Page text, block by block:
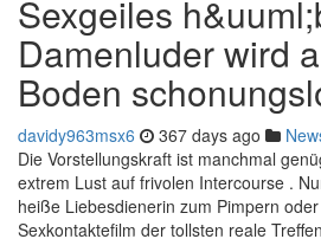
Sexgeiles
Damenluder wird
Boden
davidy963msx6 367 days ago
Die Vorstellungskraft ist manchmal
extrem Lust auf frivolen Intercourse .
heiße Liebesdienerin zum Pimpern
Sexkontaktefilm der tollsten reale